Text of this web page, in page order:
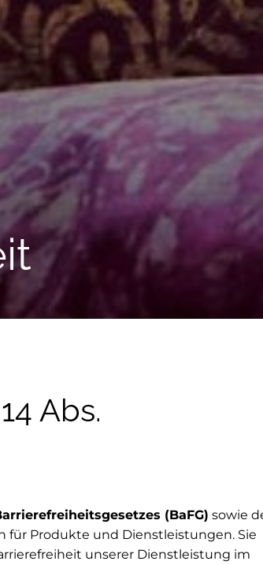
Abs.
(BaFG) sowie
Produkte und Dienstleistungen. Sie
unserer Dienstleistung im